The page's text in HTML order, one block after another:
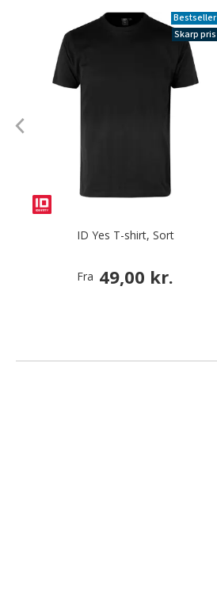
Bestseller
Skarp pris
ID Yes T-shirt, Sort
Fra 49,00 kr.